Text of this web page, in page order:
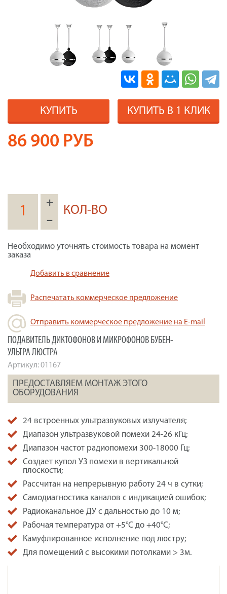
КУПИТЬ КУПИТЬ В 1 КЛИК
86 900 РУБ
+
–
КОЛ-ВО
Необходимо уточнять стоимость товара на момент
заказа
Добавить в сравнение
Распечатать коммерческое предложение
Отправить коммерческое предложение на E-mail
ПОДАВИТЕЛЬ ДИКТОФОНОВ И МИКРОФОНОВ БУБЕН-
УЛЬТРА ЛЮСТРА
Артикул:01167
ПРЕДОСТАВЛЯЕМ МОНТАЖ ЭТОГО
ОБОРУДОВАНИЯ
24 встроенных ультразвуковых излучателя;
Диапазон ультразвуковой помехи 24-26 кГц;
Диапазон частот радиопомехи 300-18000 Гц;
Создает купол УЗ помехи в вертикальной
плоскости;
Рассчитан на непрерывную работу 24 ч в сутки;
Самодиагностика каналов с индикацией ошибок;
Радиоканальное ДУ с дальностью до 10 м;
Рабочая температура от +5°С до +40°С;
Камуфлированное исполнение под люстру;
Для помещений с высокими потолками > 3м.